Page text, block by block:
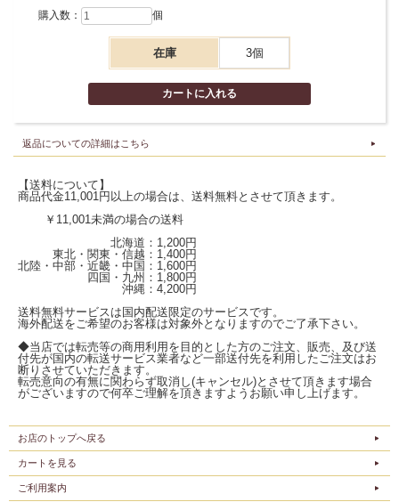
購入数： 個
在庫 3個
返品についての詳細はこちら
【送料について】
商品代金11,001円以上の場合は、送料無料とさせて頂きます。
￥11,001未満の場合の送料
北海道：1,200円
東北・関東・信越：1,400円
北陸・中部・近畿・中国：1,600円
四国・九州：1,800円
沖縄：4,200円
送料無料サービスは国内配送限定のサービスです。
海外配送をご希望のお客様は対象外となりますのでご了承下さい。
◆当店では転売等の商用利用を目的とした方のご注文、販売、及び送
付先が国内の転送サービス業者など一部送付先を利用したご注文はお
断りさせていただきます。
転売意向の有無に関わらず取消し(キャンセル)とさせて頂きます場合
がございますので何卒ご理解を頂きますようお願い申し上げます。
お店のトップへ戻る
カートを見る
ご利用案内